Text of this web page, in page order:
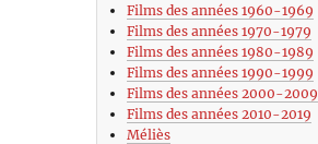
Films des années 1960-1969
Films des années 1970-1979
Films des années 1980-1989
Films des années 1990-1999
Films des années 2000-2009
Films des années 2010-2019
Méliès